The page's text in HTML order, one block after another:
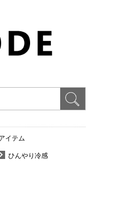
イテム
ひんやり冷感